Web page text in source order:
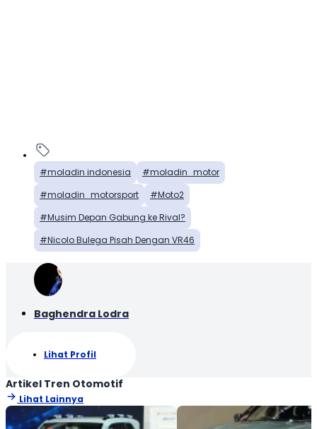
moladin indonesia
moladin_motor
moladin_motorsport
Moto2
Musim Depan Gabung ke Rival?
Nicolo Bulega Pisah Dengan VR46
Baghendra Lodra
Lihat Profil
Artikel Tren Otomotif
Lihat Lainnya